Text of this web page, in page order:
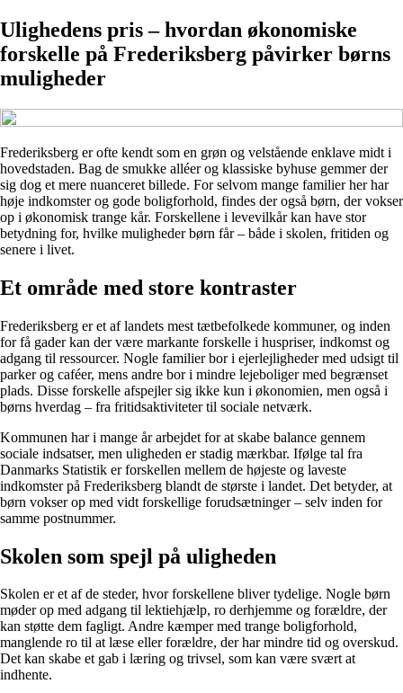
Ulighedens pris – hvordan økonomiske
forskelle på Frederiksberg påvirker børns
muligheder
Frederiksberg er ofte kendt som en grøn og velstående enklave midt i
hovedstaden. Bag de smukke alléer og klassiske byhuse gemmer der
sig dog et mere nuanceret billede. For selvom mange familier her har
høje indkomster og gode boligforhold, findes der også børn, der vokser
op i økonomisk trange kår. Forskellene i levevilkår kan have stor
betydning for, hvilke muligheder børn får – både i skolen, fritiden og
senere i livet.
Et område med store kontraster
Frederiksberg er et af landets mest tætbefolkede kommuner, og inden
for få gader kan der være markante forskelle i huspriser, indkomst og
adgang til ressourcer. Nogle familier bor i ejerlejligheder med udsigt til
parker og caféer, mens andre bor i mindre lejeboliger med begrænset
plads. Disse forskelle afspejler sig ikke kun i økonomien, men også i
børns hverdag – fra fritidsaktiviteter til sociale netværk.
Kommunen har i mange år arbejdet for at skabe balance gennem
sociale indsatser, men uligheden er stadig mærkbar. Ifølge tal fra
Danmarks Statistik er forskellen mellem de højeste og laveste
indkomster på Frederiksberg blandt de største i landet. Det betyder, at
børn vokser op med vidt forskellige forudsætninger – selv inden for
samme postnummer.
Skolen som spejl på uligheden
Skolen er et af de steder, hvor forskellene bliver tydelige. Nogle børn
møder op med adgang til lektiehjælp, ro derhjemme og forældre, der
kan støtte dem fagligt. Andre kæmper med trange boligforhold,
manglende ro til at læse eller forældre, der har mindre tid og overskud.
Det kan skabe et gab i læring og trivsel, som kan være svært at
indhente.